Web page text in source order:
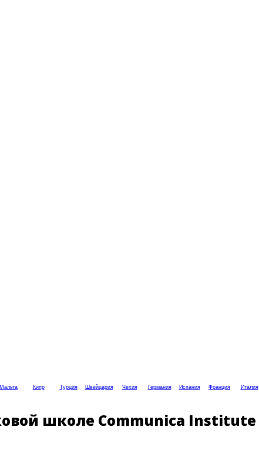
Мальта Кипр Турция Швейцария Чехия Германия Испания Франция Италия
школе Communica Institute